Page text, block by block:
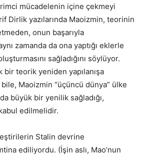
mücadelenin içine çekmeyi
Dirlik yazılarında Maoizmin, teorinin
onun başarıyla
zamanda da ona yaptığı eklerle
sağladığını söylüyor.
teorik yeniden yapılanışa
Maoizmin “üçüncü dünya” ülke
büyük bir yenilik sağladığı,
edilmelidir.
Stalin devrine
ediliyordu. (İşin aslı, Mao’nun